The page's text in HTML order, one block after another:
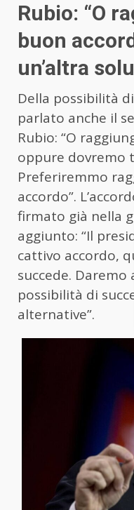
Rubio: “O
buon
un’altra
Della possibilità
parlato anche il
Rubio: “O
oppure dovremo
Preferiremmo
accordo”.
firmato già nella
aggiunto: “Il
cattivo accordo,
succede.
possibilità di
alternative”.